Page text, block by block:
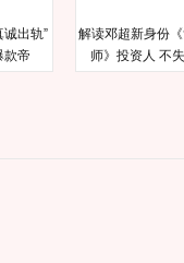
诚出轨”
款帝
解读邓超新身份
师》投资人 不